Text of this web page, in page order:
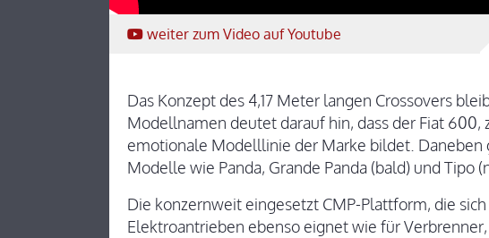
weiter zum Video auf Youtube
Das Konzept des 4,17 Meter langen Crossovers
Modellnamen deutet darauf hin, dass der Fiat
emotionale Modelllinie der Marke bildet. Daneben
Modelle wie Panda, Grande Panda (bald) und Tipo
Die konzernweit eingesetzt CMP-Plattform, die
Elektroantrieben ebenso eignet wie für